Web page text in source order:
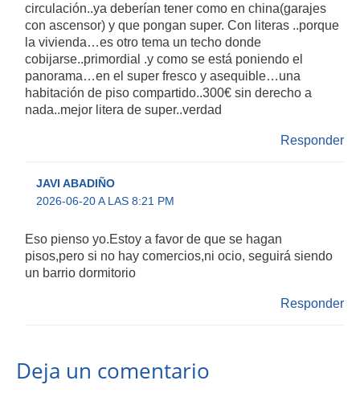
circulación..ya deberían tener como en china(garajes
con ascensor) y que pongan super. Con literas ..porque
la vivienda…es otro tema un techo donde
cobijarse..primordial .y como se está poniendo el
panorama…en el super fresco y asequible…una
habitación de piso compartido..300€ sin derecho a
nada..mejor litera de super..verdad
Responder
JAVI ABADIÑO
2026-06-20 A LAS 8:21 PM
Eso pienso yo.Estoy a favor de que se hagan
pisos,pero si no hay comercios,ni ocio, seguirá siendo
un barrio dormitorio
Responder
Deja un comentario